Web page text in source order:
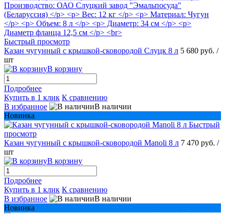
Быстрый просмотр
Казан чугунный с крышкой-сковородой Слуцк 8 л 5 680 руб. /
шт
В корзину
Подробнее
Купить в 1 клик К сравнению
В избранное
В наличии
Новинка
Быстрый
просмотр
Казан чугунный с крышкой-сковородой Manoli 8 л 7 470 руб. /
шт
В корзину
Подробнее
Купить в 1 клик К сравнению
В избранное
В наличии
Новинка